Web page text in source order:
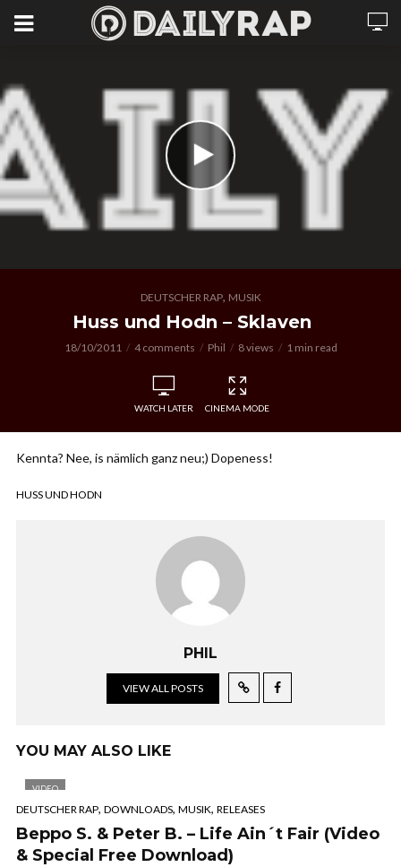
DEUTSCHER RAP, MUSIK
Huss und Hodn – Sklaven
18/10/2011 4 comments Phil 8 views 1 min read
WATCH LATER CINEMA MODE
Kennta? Nee, is nämlich ganz neu;) Dopeness!
HUSS UND HODN
PHIL
VIEW ALL POSTS
YOU MAY ALSO LIKE
VIDEO
DEUTSCHER RAP, DOWNLOADS, MUSIK, RELEASES
Beppo S. & Peter B. – Life Ain´t Fair (Video
& Special Free Download)